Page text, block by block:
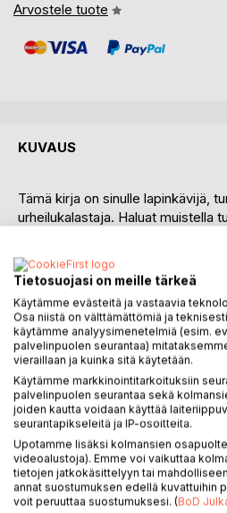
Arvostele tuote
KUVAUS
Tämä kirja on sinulle lapinkävijä,
urheilukalastaja. Haluat muistella
Jäämeren utuisiin aaltoihin.
löytyy innoitusta kuvien ja sanojen
kerrotaan mm. veneretkestä
käydään sotalaiva Tirpitzin
lyhyesti sen historiaa.
kirjoittaja retkeilee edesmenneen
seurassa.
Kirjoittaja on menettänyt
Kilpisjärven maisemista on lyhyt
naapurimaiden Ruotsin ja Norjan
Norja tarjoaa huikeita maisemia,
jokilaaksoja.
Kirjoittajan Lapin innostus alkoi
niistä on kaksi tarinaa kirjassa.
Tietosuojasi on meille tärkeä
Käytämme evästeitä ja vastaavia
Osa niistä on välttämättömiä ja
käytämme analyysimenetelmiä (esim.
palvelinpuolen seurantaa)
vieraillaan ja kuinka sitä käytetään.
Käytämme markkinointitarkoituksiin
palvelinpuolen seurantaa sekä
joiden kautta voidaan käyttää
seurantapikseleitä ja IP-osoitteita.
Upotamme lisäksi kolmansien
videoalustoja). Emme voi vaikuttaa
tietojen jatkokäsittelyyn tai
annat suostumuksen edellä kuvattuihin
voit peruuttaa suostumuksesi. (BoD